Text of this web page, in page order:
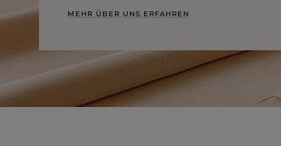
MEHR ÜBER UNS ERFAHREN